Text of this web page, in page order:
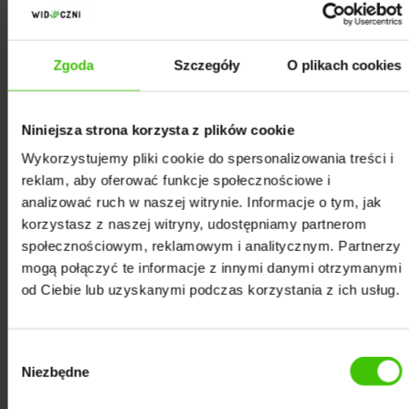
Zgoda Szczegóły O plikach cookies
Niniejsza strona korzysta z plików cookie
Wykorzystujemy pliki cookie do spersonalizowania treści i
reklam, aby oferować funkcje społecznościowe i
analizować ruch w naszej witrynie. Informacje o tym, jak
korzystasz z naszej witryny, udostępniamy partnerom
społecznościowym, reklamowym i analitycznym. Partnerzy
mogą połączyć te informacje z innymi danymi otrzymanymi
od Ciebie lub uzyskanymi podczas korzystania z ich usług.
zgody
Niezbędne